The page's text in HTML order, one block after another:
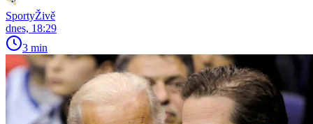
SportyŽivě
dnes, 18:29
3 min